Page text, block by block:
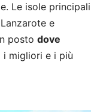
Le isole principali
e
posto dove
i migliori e i più